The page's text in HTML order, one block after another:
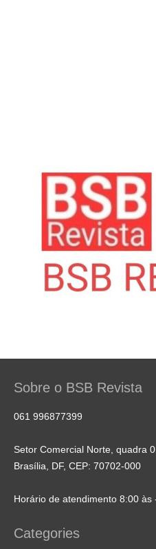
Sobre o BSB Revista
061 996877399
Setor Comercial Norte, quadra
Brasília, DF, CEP: 70702-000
Horário de atendimento 8:00 às
Categories